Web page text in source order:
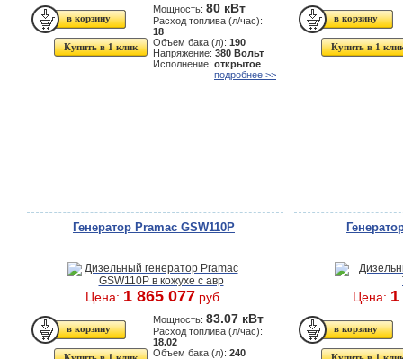
Купить в 1 клик
Мощность: 80 кВт
Расход топлива (л/час):
18
Объем бака (л): 190
Напряжение: 380 Вольт
Исполнение: открытое
подробнее >>
Купить в 1
Генератор Pramac GSW110P
Цена: 1 865 077руб.
Мощность: 83.07 кВт
Расход топлива (л/час):
18.02
Объем бака (л): 240
Цена: